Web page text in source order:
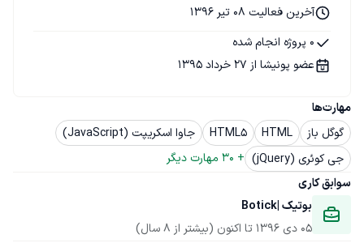
مهارت‌ها
گوگل باز
HTML
HTML5
جاوا اسکریپت (JavaScript)
جی کوئری (jQuery)
+
30 مهارت دیگر
سوابق کاری
بوتیک |Botick
05 دی 1396
تا اکنون (بیشتر از 8 سال)
آخرین فعالیت 08 تیر 1396
0 پروژه انجام شده
عضو پونیشا از 27 خرداد 1395